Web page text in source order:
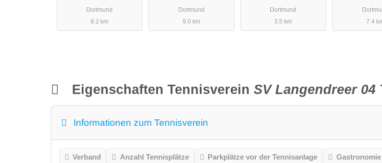
Dortmund
8.2 km
Dortmund
9.0 km
Dortmund
3.5 km
7.4
Eigenschaften TennisvereinSV Langendreer 04
Informationen zum Tennisverein
Verband Anzahl Tennisplätze Parkplätze vor der Tennisanlage